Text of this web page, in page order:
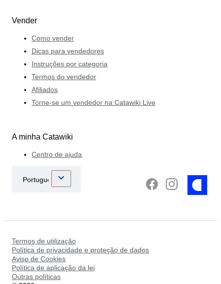
Vender
Como vender
Dicas para vendedores
Instruções por categoria
Termos do vendedor
Afiliados
Torne-se um vendedor na Catawiki Live
A minha Catawiki
Centro de ajuda
Termos de utilização
Política de privacidade e proteção de dados
Aviso de Cookies
Política de aplicação da lei
Outras políticas